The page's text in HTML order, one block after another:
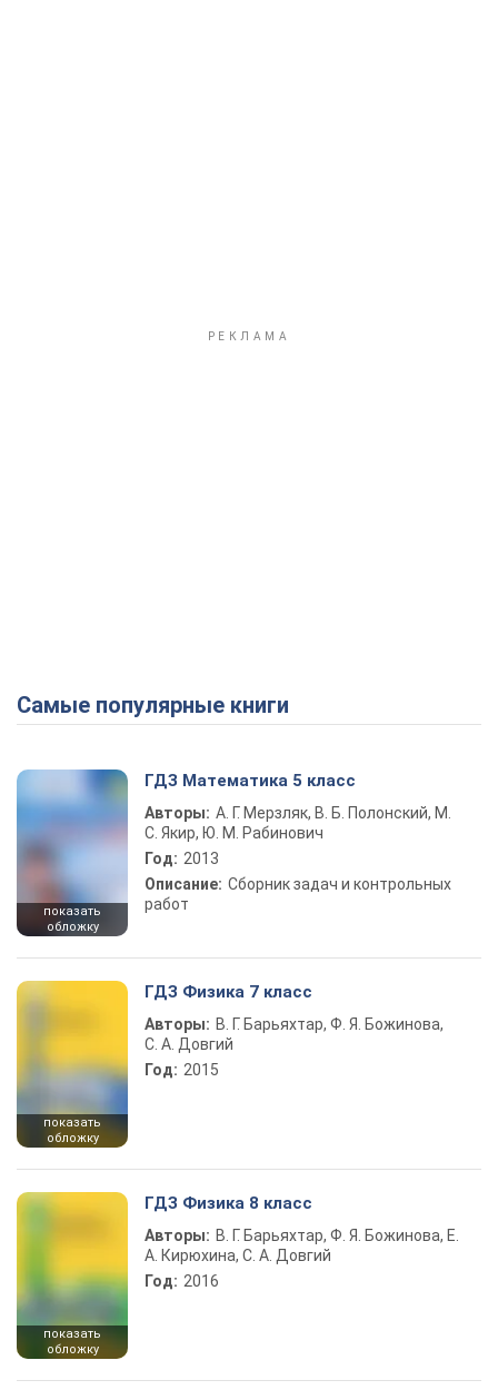
Самые популярные книги
показать
обложку
ГДЗ Математика 5 класс
Авторы: А. Г. Мерзляк, В. Б. Полонский, М.
С. Якир, Ю. М. Рабинович
Год: 2013
Описание: Сборник задач и контрольных
работ
показать
обложку
ГДЗ Физика 7 класс
Авторы: В. Г. Барьяхтар, Ф. Я. Божинова,
С. А. Довгий
Год: 2015
показать
обложку
ГДЗ Физика 8 класс
Авторы: В. Г. Барьяхтар, Ф. Я. Божинова, Е.
А. Кирюхина, С. А. Довгий
Год: 2016